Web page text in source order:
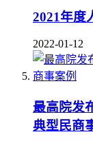
2021年度
2022-01-12
最高院发
典型民商